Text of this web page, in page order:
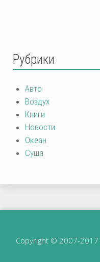
Рубрики
Авто
Воздух
Книги
Новости
Океан
Суша
Copyright © 2007-2017